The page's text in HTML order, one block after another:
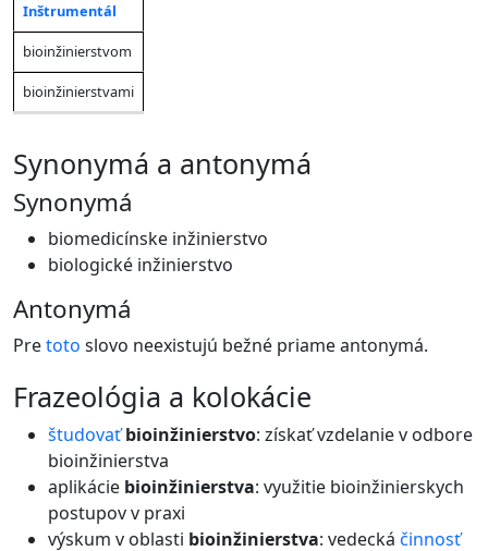
Inštrumentál
bioinžinierstvom
bioinžinierstvami
synonymá a antonymá
Synonymá
biomedicínske inžinierstvo
biologické inžinierstvo
Antonymá
Pretoto slovo neexistujú bežné priame antonymá.
frazeológia a kolokácie
študovať bioinžinierstvo: získať vzdelanie v odbore
bioinžinierstva
aplikácie bioinžinierstva: využitie bioinžinierskych
postupov v praxi
výskum v oblasti bioinžinierstva: vedecká činnosť